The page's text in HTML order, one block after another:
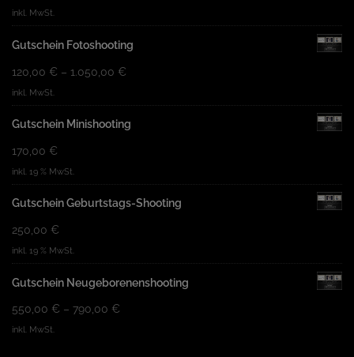
inkl. MwSt.
Gutschein Fotoshooting
120,00 € – 1.050,00 €
inkl. MwSt.
Gutschein Minishooting
170,00 €
inkl. 19 % MwSt.
Gutschein Geburtstags-Shooting
250,00 €
inkl. 19 % MwSt.
Gutschein Neugeborenenshooting
550,00 € – 790,00 €
inkl. MwSt.